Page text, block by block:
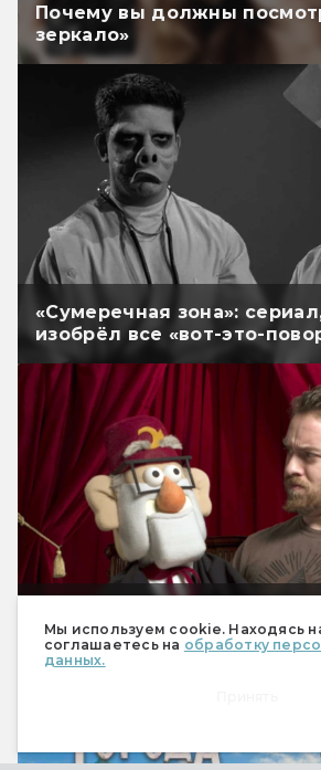
Мы используем cookie. Находясь
соглашаетесь на обработку
данных.
Почему вы должны
зеркало»
«Сумеречная зона»:
изобрёл все «вот-это-
Алекс Хирш: «Я закрыл
потому что люблю его»